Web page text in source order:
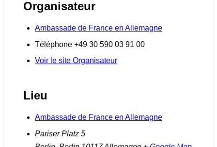
Organisateur
Ambassade de France en Allemagne
Téléphone +49 30 590 03 91 00
Voir le site Organisateur
Lieu
Ambassade de France en Allemagne
Pariser Platz 5